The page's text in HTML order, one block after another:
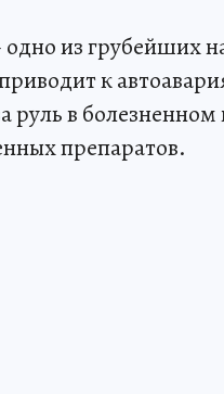
одно из
к
руль в
препаратов.